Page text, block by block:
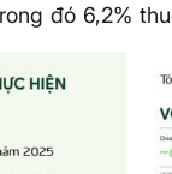
đó 6,2%